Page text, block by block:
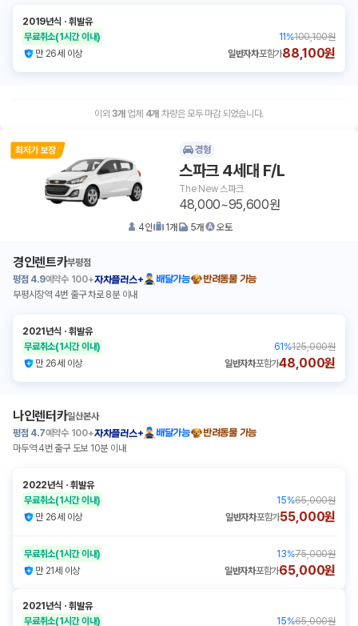
2019년식 ㆍ휘발유
무료취소(1시간 이내) 11 %100,100원
만 26세 이상
일반자차포함가88,100원
이외3개 업체 4개 차량은 모두 마감 되었습니다.
경형
스파크 4세대 F/L
The New 스파크
48,000~95,600원
4인 1개 5개 오토
경인렌트카부평점
평점 4.9예약수 100+자차플러스+ 배달가능
반려동물 가능
부평시장역 4번 출구 차로 8분 이내
2021년식 ㆍ휘발유
무료취소(1시간 이내) 61 %125,000원
만 26세 이상
일반자차포함가48,000원
나인렌터카일산본사
평점 4.7예약수 100+자차플러스+ 배달가능
반려동물 가능
마두역 4번 출구 도보 10분 이내
2022년식 ㆍ휘발유
무료취소(1시간 이내) 15%65,000원
만 26세 이상
일반자차포함가55,000원
무료취소(1시간 이내) 13%75,000원
만 21세 이상
일반자차포함가65,000원
2021년식 ㆍ휘발유
무료취소(1시간 이내) 15%65,000원